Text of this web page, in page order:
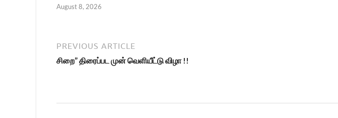
August 8, 2026
PREVIOUS ARTICLE
சிறை” திரைப்பட முன் வெளியீட்டு விழா !!